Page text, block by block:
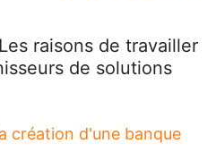
raisons de travailler
de solutions
création d'une banque